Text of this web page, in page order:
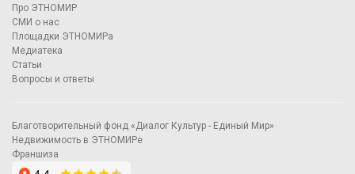
Про ЭТНОМИР
СМИ о нас
Площадки ЭТНОМИРа
Медиатека
Статьи
Вопросы и ответы
Благотворительный фонд «Диалог Культур - Единый Мир»
Недвижимость в ЭТНОМИРе
Франшиза